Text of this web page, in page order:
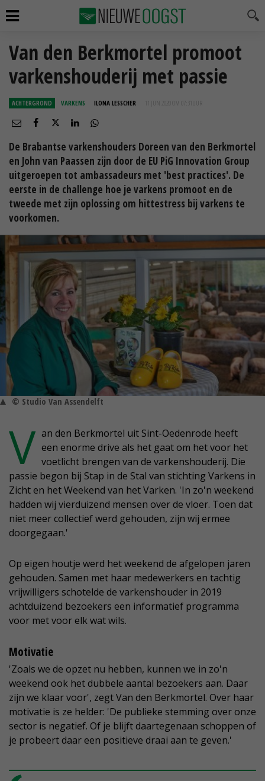
Van den Berkmortel promoot
varkenshouderij met passie
ACHTERGROND VARKENS ILONA LESSCHER 11 JUN 2020 OM 07:31
De Brabantse varkenshouders Doreen van den Berkmortel
en John van Paassen zijn door de EU PiG Innovation Group
uitgeroepen tot ambassadeurs met 'best practices'. De
eerste in de challenge hoe je varkens promoot en de
tweede met zijn oplossing om hittestress bij varkens te
voorkomen.
© Studio Van Assendelft
V an den Berkmortel uit Sint-Oedenrode heeft
een enorme drive als het gaat om het voor het
voetlicht brengen van de varkenshouderij. Die
passie begon bij Stap in de Stal van stichting Varkens in
Zicht en het Weekend van het Varken. 'In zo'n weekend
hadden wij vierduizend mensen over de vloer. Toen dat
niet meer collectief werd gehouden, zijn wij ermee
doorgegaan.'
Op eigen houtje werd het weekend de afgelopen jaren
gehouden. Samen met haar medewerkers en tachtig
vrijwilligers schotelde de varkenshouder in 2019
achtduizend bezoekers een informatief programma
voor met voor elk wat wils.
Motivatie
'Zoals we de opzet nu hebben, kunnen we in zo'n
weekend ook het dubbele aantal bezoekers aan. Daar
zijn we klaar voor', zegt Van den Berkmortel. Over haar
motivatie is ze helder: 'De publieke stemming over onze
sector is negatief. Of je blijft daartegenaan schoppen of
je probeert daar een positieve draai aan te geven.'